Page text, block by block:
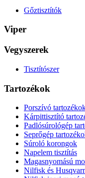
Gőztisztítók
Viper
Vegyszerek
Tisztítószer
Tartozékok
Porszívó
Kárpittisztító
Padlósúrológép
Seprőgép
Súroló korongok
Napelem tisztítás
Magasnyomású
Nilfisk és